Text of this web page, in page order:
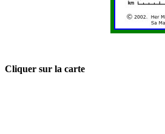
Cliquer sur la carte